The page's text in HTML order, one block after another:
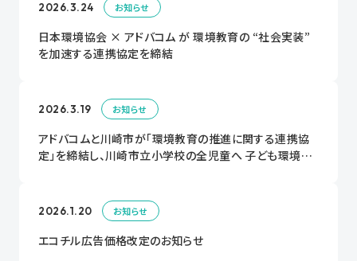
2026.3.24 お知らせ
日本環境協会 × アドバコム が 環境教育の “社会実装”
を加速する連携協定を締結
2026.3.19 お知らせ
アドバコムと川崎市が「環境教育の推進に関する連携協
定」を締結し、川崎市立小学校の全児童へ 子ども環境教
2026.1.20 お知らせ
エコチル広告価格改定のお知らせ